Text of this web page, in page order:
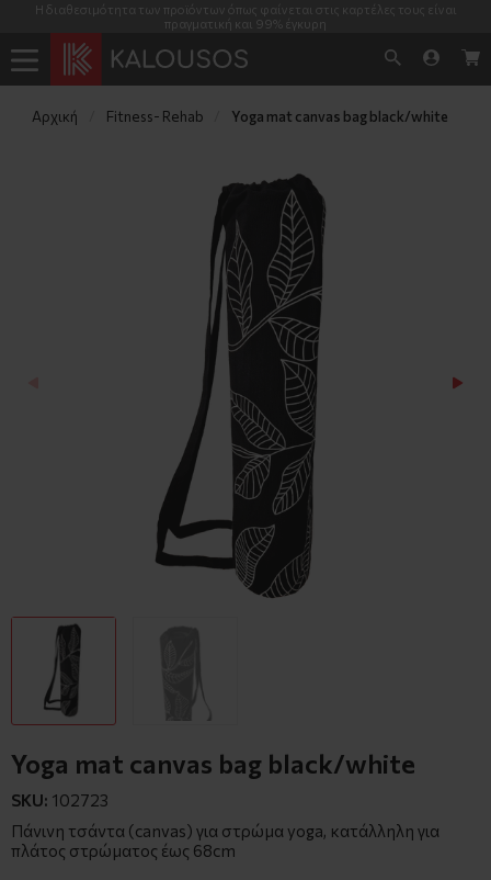
Η διαθεσιμότητα των προϊόντων όπως φαίνεται στις καρτέλες τους είναι
πραγματική και 99% έγκυρη
Αρχική Fitness- Rehab Yoga mat canvas bag black/white
Yoga mat canvas bag black/white
SKU: 102723
Πάνινη τσάντα (canvas) για στρώμα yoga, κατάλληλη για
πλάτος στρώματος έως 68cm